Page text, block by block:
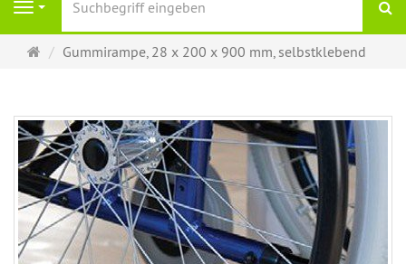
Navigation
Startseite
Gummirampe, 28 x 200 x 900 mm, selbstklebend